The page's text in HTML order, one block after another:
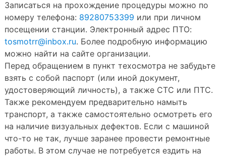
Записаться на прохождение процедуры можно по
номеру телефона: 89280753399 или при личном
посещении станции. Электронный адрес ПТО:
tosmotrr@inbox.ru. Более подробную информацию
можно найти на сайте организации.
Перед обращением в пункт техосмотра не забудьте
взять с собой паспорт (или иной документ,
удостоверяющий личность), а также СТС или ПТС.
Также рекомендуем предварительно намыть
транспорт, а также самостоятельно осмотреть его
на наличие визуальных дефектов. Если с машиной
что-то не так, лучше заранее провести ремонтные
работы. В этом случае не потребуется ездить на